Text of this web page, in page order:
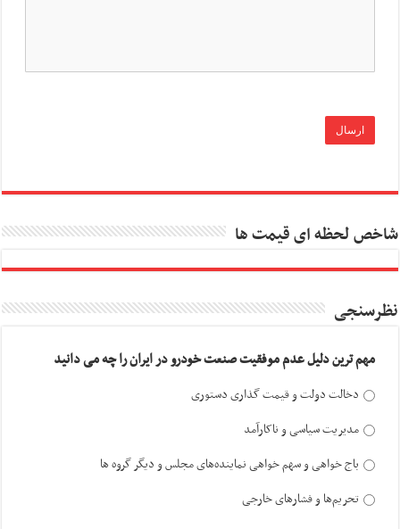
شاخص لحظه ای قیمت ها
نظرسنجی
مهم ترین دلیل عدم موفقیت صنعت خودرو در ایران را چه می دانید
دخالت دولت و قیمت گذاری دستوری
مدیریت سیاسی و ناکارآمد
باج خواهی و سهم خواهی نماینده‌های مجلس و دیگر گروه ها
تحریم‌ها و فشارهای خارجی